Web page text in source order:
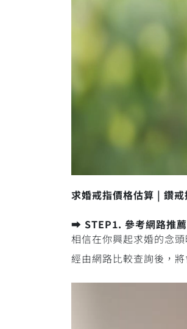
求婚戒指價格估算 | 鑽
➡️ STEP1. 參考網路推薦
相信在你興起求婚的念
經由網路比較查詢後，